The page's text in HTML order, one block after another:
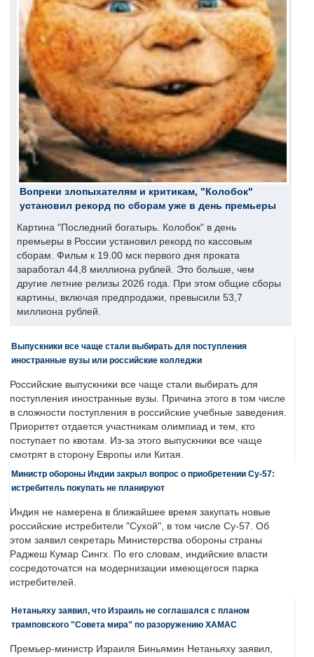
Вопреки злопыхателям и критикам, "Колобок"
установил рекорд по сборам уже в день премьеры
Картина "Последний богатырь. Колобок" в день
премьеры в России установил рекорд по кассовым
сборам. Фильм к 19.00 мск первого дня проката
заработал 44,8 миллиона рублей. Это больше, чем
другие летние релизы 2026 года. При этом общие сборы
картины, включая предпродажи, превысили 53,7
миллиона рублей.
Выпускники все чаще стали выбирать для поступления
иностранные вузы или российские колледжи
Российские выпускники все чаще стали выбирать для
поступления иностранные вузы. Причина этого в том числе
в сложности поступления в российские учебные заведения.
Приоритет отдается участникам олимпиад и тем, кто
поступает по квотам. Из-за этого выпускники все чаще
смотрят в сторону Европы или Китая.
Министр обороны Индии закрыл вопрос о приобретении Су-57:
истребитель покупать не планируют
Индия не намерена в ближайшее время закупать новые
российские истребители "Сухой", в том числе Су-57. Об
этом заявил секретарь Министерства обороны страны
Раджеш Кумар Сингх. По его словам, индийские власти
сосредоточатся на модернизации имеющегося парка
истребителей.
Нетаньяху заявил, что Израиль не соглашался с планом
трамповского "Совета мира" по разоружению ХАМАС
Премьер-министр Израиля Биньямин Нетаньяху заявил,